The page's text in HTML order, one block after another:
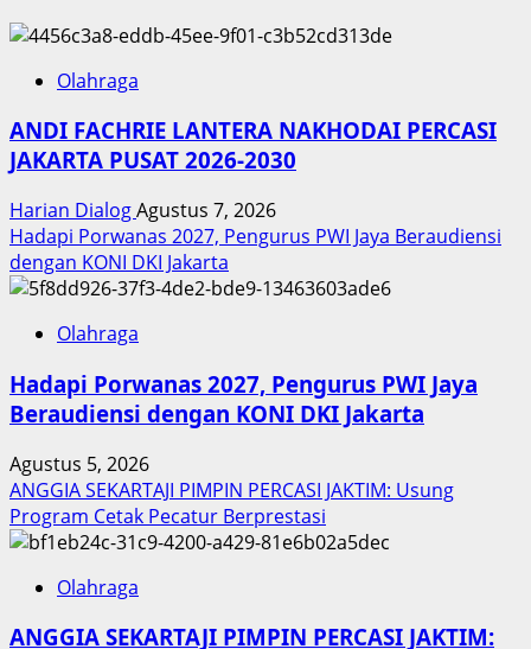
Olahraga
ANDI FACHRIE LANTERA NAKHODAI PERCASI
JAKARTA PUSAT 2026-2030
Harian DialogAgustus 7, 2026
Hadapi Porwanas 2027, Pengurus PWI Jaya Beraudiensi
dengan KONI DKI Jakarta
Olahraga
Hadapi Porwanas 2027, Pengurus PWI Jaya
Beraudiensi dengan KONI DKI Jakarta
Agustus 5, 2026
ANGGIA SEKARTAJI PIMPIN PERCASI JAKTIM: Usung
Program Cetak Pecatur Berprestasi
Olahraga
ANGGIA SEKARTAJI PIMPIN PERCASI JAKTIM: